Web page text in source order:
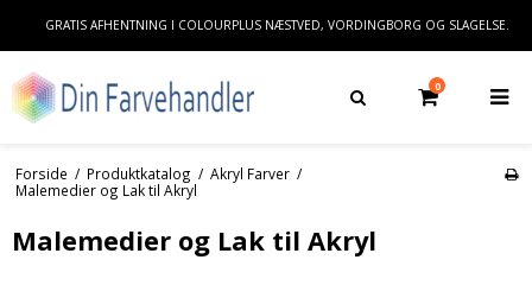
GRATIS AFHENTNING I COLOURPLUS NÆSTVED, VORDINGBORG OG SLAGELSE.
0
Forside / Produktkatalog / Akryl Farver /
Malemedier og Lak til Akryl
Malemedier og Lak til Akryl